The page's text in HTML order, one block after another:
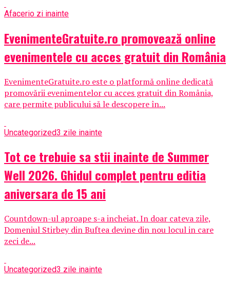
Afacerio zi inainte
EvenimenteGratuite.ro promovează online
evenimentele cu acces gratuit din România
EvenimenteGratuite.ro este o platformă online dedicată
promovării evenimentelor cu acces gratuit din România,
care permite publicului să le descopere în...
Uncategorized3 zile inainte
Tot ce trebuie sa stii inainte de Summer
Well 2026. Ghidul complet pentru editia
aniversara de 15 ani
Countdown-ul aproape s-a incheiat. In doar cateva zile,
Domeniul Stirbey din Buftea devine din nou locul in care
zeci de...
Uncategorized3 zile inainte